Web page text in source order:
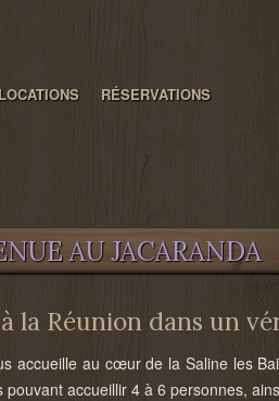
RÉSERVATIONS
AU JACARANDA
la Réunion dans un
accueille au cœur de la Saline les
pouvant accueillir 4 à 6 personnes,